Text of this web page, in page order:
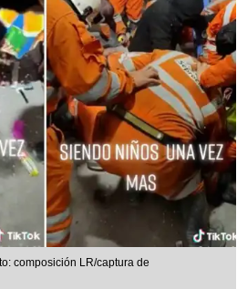
composición LR/captura de